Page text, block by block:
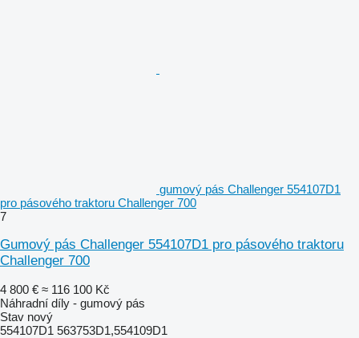
gumový pás Challenger 554107D1
pro pásového traktoru Challenger 700
7
Gumový pás Challenger 554107D1 pro pásového traktoru
Challenger 700
4 800 € ≈ 116 100 Kč
Náhradní díly - gumový pás
Stav nový
554107D1 563753D1,554109D1